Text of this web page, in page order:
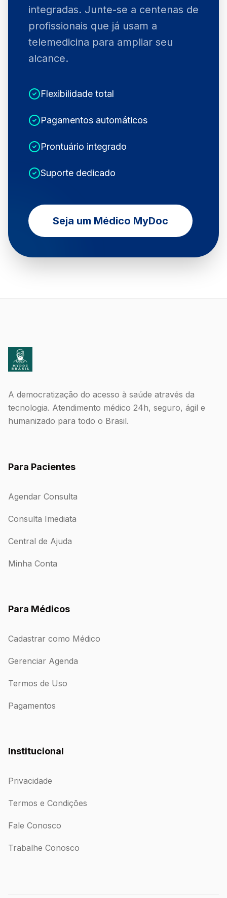
integradas. Junte-se a centenas de
profissionais que já usam a
telemedicina para ampliar seu
alcance.
Flexibilidade total
Pagamentos automáticos
Prontuário integrado
Suporte dedicado
Seja um Médico MyDoc
A democratização do acesso à saúde através da
tecnologia. Atendimento médico 24h, seguro, ágil e
humanizado para todo o Brasil.
Para Pacientes
Agendar Consulta
Consulta Imediata
Central de Ajuda
Minha Conta
Para Médicos
Cadastrar como Médico
Gerenciar Agenda
Termos de Uso
Pagamentos
Institucional
Privacidade
Termos e Condições
Fale Conosco
Trabalhe Conosco